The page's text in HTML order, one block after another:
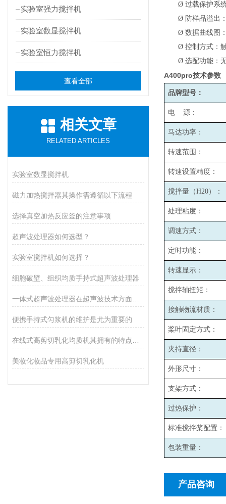
实验室强力搅拌机
实验室数显搅拌机
实验室恒力搅拌机
查看全部
相关文章
RELATED ARTICLES
实验室数显搅拌机
磁力加热搅拌器其操作需遵循以下流程
选择真空加热反应釜的注意事项
超声波处理器如何选型？
实验室搅拌机如何选择？
细胞破壁、组织均质手持式超声波处理器
便携手持式匀浆机的维护是尤为重要的
美妆化妆品专用高剪切乳化机
Ø 过载保护系
Ø 防样品溢出
Ø 数据曲线图
Ø 控制方式：
Ø 选配功能：
A400pro技术参数
品牌型号：
电 源：
马达功率：
转速范围：
转速设置精度：
搅拌量（H20）：
处理粘度：
调速方式：
定时功能：
转速显示：
搅拌轴扭矩：
接触物流材质：
桨叶固定方式：
夹持直径：
外形尺寸：
支架方式：
过热保护：
标准搅拌桨配置：
包装重量：
产品咨询